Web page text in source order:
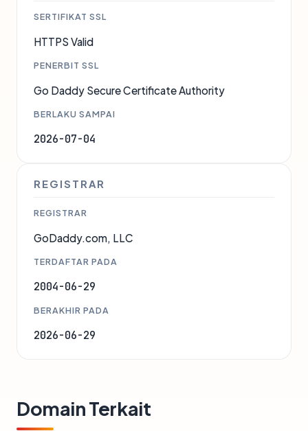
SERTIFIKAT SSL
HTTPS Valid
PENERBIT SSL
Go Daddy Secure Certificate Authority
BERLAKU SAMPAI
2026-07-04
REGISTRAR
REGISTRAR
GoDaddy.com, LLC
TERDAFTAR PADA
2004-06-29
BERAKHIR PADA
2026-06-29
Domain Terkait